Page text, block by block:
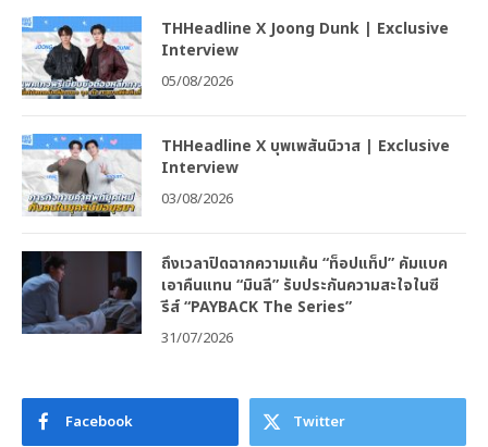
THHeadline X Joong Dunk | Exclusive
Interview
05/08/2026
THHeadline X บุพเพสันนิวาส | Exclusive
Interview
03/08/2026
ถึงเวลาปิดฉากความแค้น “ท็อปแท็ป” คัมแบค
เอาคืนแทน “มินลี” รับประกันความสะใจในซี
รีส์ “PAYBACK The Series”
31/07/2026
Facebook Twitter